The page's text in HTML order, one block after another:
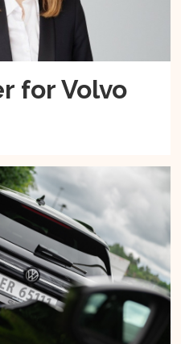
for Volvo